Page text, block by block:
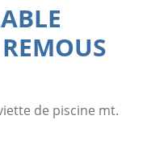
de piscine mt.